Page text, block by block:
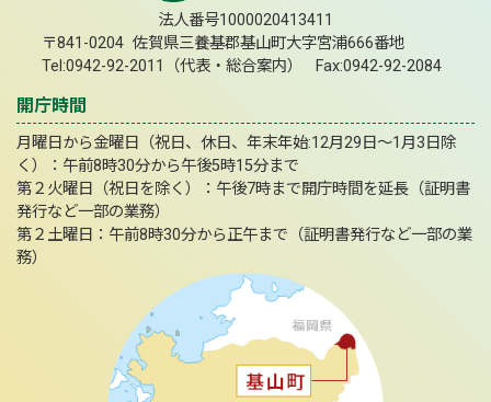
法人番号1000020413411
〒841-0204 佐賀県三養基郡基山町大字宮浦666番地
Tel:0942-92-2011（代表・総合案内） Fax:0942-92-2084
開庁時間
月曜日から金曜日（祝日、休日、年末年始:12月29日～1月3日除
く）：午前8時30分から午後5時15分まで
第２火曜日（祝日を除く）：午後7時まで開庁時間を延長（証明書
発行など一部の業務）
第２土曜日：午前8時30分から正午まで（証明書発行など一部の業
務）